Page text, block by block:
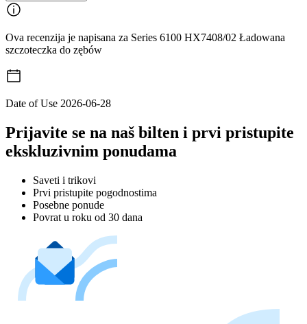
Ova recenzija je napisana za Series 6100 HX7408/02 Ładowana
szczoteczka do zębów
Date of Use 2026-06-28
Prijavite se na naš bilten i prvi pristupite
ekskluzivnim ponudama
Saveti i trikovi
Prvi pristupite pogodnostima
Posebne ponude
Povrat u roku od 30 dana